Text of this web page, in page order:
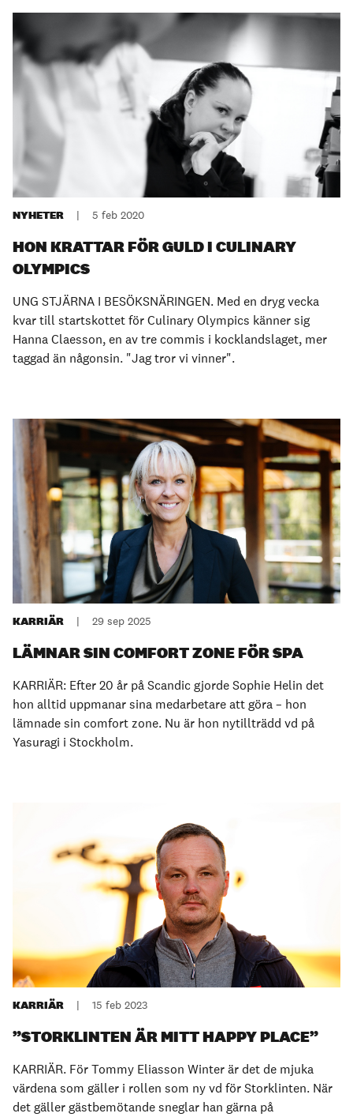
NYHETER | 5 feb 2020
HON KRATTAR FÖR GULD I CULINARY
OLYMPICS
UNG STJÄRNA I BESÖKSNÄRINGEN. Med en dryg vecka
kvar till startskottet för Culinary Olympics känner sig
Hanna Claesson, en av tre commis i kocklandslaget, mer
taggad än någonsin. "Jag tror vi vinner".
KARRIÄR | 29 sep 2025
LÄMNAR SIN COMFORT ZONE FÖR SPA
KARRIÄR: Efter 20 år på Scandic gjorde Sophie Helin det
hon alltid uppmanar sina medarbetare att göra – hon
lämnade sin comfort zone. Nu är hon nytillträdd vd på
Yasuragi i Stockholm.
KARRIÄR | 15 feb 2023
”STORKLINTEN ÄR MITT HAPPY PLACE”
KARRIÄR. För Tommy Eliasson Winter är det de mjuka
värdena som gäller i rollen som ny vd för Storklinten. När
det gäller gästbemötande sneglar han gärna på